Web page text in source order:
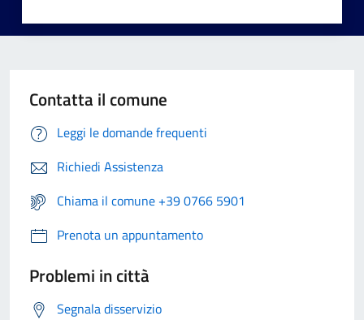
Contatta il comune
Leggi le domande frequenti
Richiedi Assistenza
Chiama il comune +39 0766 5901
Prenota un appuntamento
Problemi in città
Segnala disservizio